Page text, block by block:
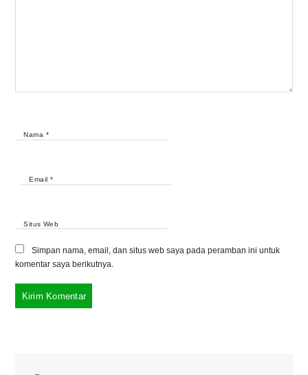
Nama *
Email *
Situs Web
Simpan nama, email, dan situs web saya pada peramban ini untuk
komentar saya berikutnya.